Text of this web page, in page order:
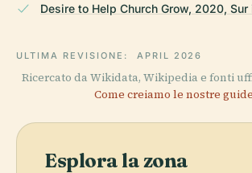
Desire to Help Church Grow, 2020, Sur
ULTIMA REVISIONE: APRIL 2026
Ricercato da Wikidata, Wikipedia e fonti
Come creiamo le nostre
Esplora la zona